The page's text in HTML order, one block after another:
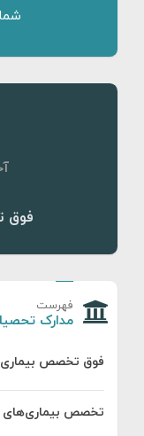
فوق
فهرست
مدارک
فوق تخصص
تخصص بیماری‌های